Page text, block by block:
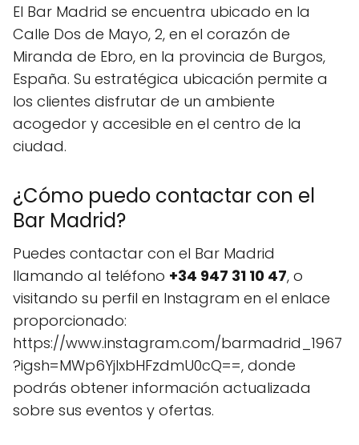
El Bar Madrid se encuentra ubicado en la
Calle Dos de Mayo, 2, en el corazón de
Miranda de Ebro, en la provincia de Burgos,
España. Su estratégica ubicación permite a
los clientes disfrutar de un ambiente
acogedor y accesible en el centro de la
ciudad.
¿Cómo puedo contactar con el
Bar Madrid?
Puedes contactar con el Bar Madrid
llamando al teléfono +34 947 31 10 47, o
visitando su perfil en Instagram en el enlace
proporcionado:
https://www.instagram.com/barmadrid_1967
?igsh=MWp6YjlxbHFzdmU0cQ==, donde
podrás obtener información actualizada
sobre sus eventos y ofertas.